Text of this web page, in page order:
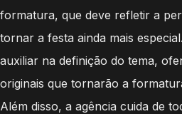
formatura, que deve refletir a
tornar a festa ainda mais
auxiliar na definição do tema,
originais que tornarão a
Além disso, a agência cuida de